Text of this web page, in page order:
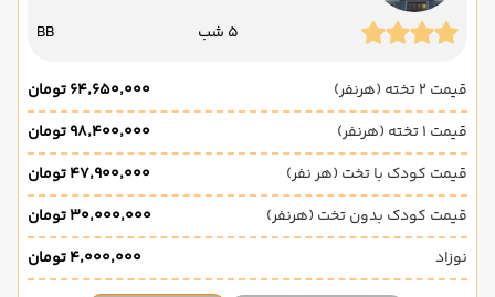
5 شب BB
قیمت 2 تخته (هرنفر)
۶۴٬۶۵۰٬۰۰۰ تومان
قیمت 1 تخته (هرنفر)
۹۸٬۴۰۰٬۰۰۰ تومان
قیمت کودک با تخت (هر نفر)
۴۷٬۹۰۰٬۰۰۰ تومان
قیمت کودک بدون تخت (هرنفر)
۳۰٬۰۰۰٬۰۰۰ تومان
نوزاد
۴٬۰۰۰٬۰۰۰ تومان